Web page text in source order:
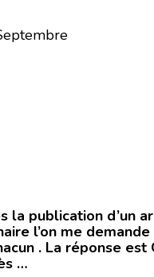
la publication d’un
l’on me demande
. La réponse est
…